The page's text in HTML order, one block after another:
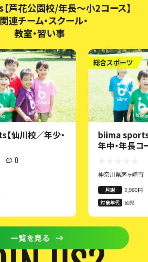
芦花公園校/年長〜小2コース】
連チーム・スクール・
教室・習い事
仙川校／年少・
0
総合スポーツ
biima sports
年中・年長コ
神奈川県茅ヶ崎市
月謝
9,980円
対象年代
幼児
一覧を見る